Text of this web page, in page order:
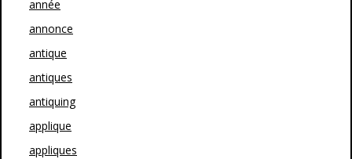
année
annonce
antique
antiques
antiquing
applique
appliques